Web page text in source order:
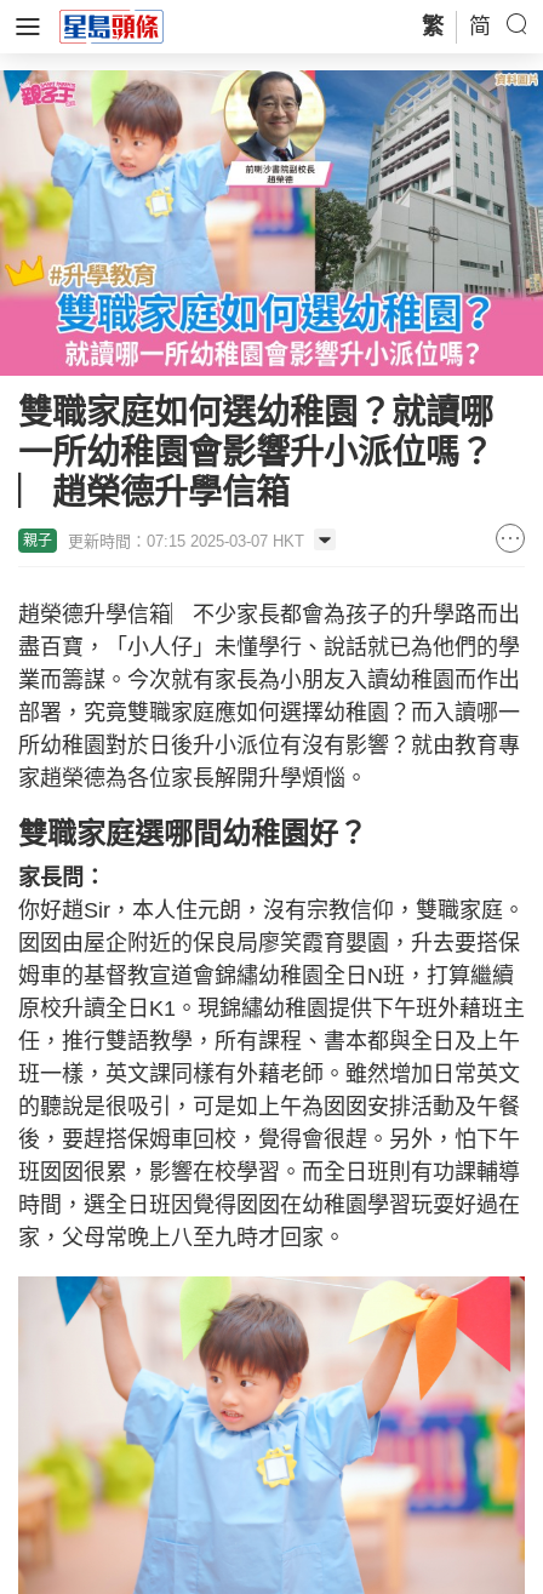
繁 简
雙職家庭如何選幼稚園？就讀哪
一所幼稚園會影響升小派位嗎？
︳趙榮德升學信箱
親子 更新時間：07:15 2025-03-07 HKT
趙榮德升學信箱︳不少家長都會為孩子的升學路而出
盡百寶，「小人仔」未懂學行、說話就已為他們的學
業而籌謀。今次就有家長為小朋友入讀幼稚園而作出
部署，究竟雙職家庭應如何選擇幼稚園？而入讀哪一
所幼稚園對於日後升小派位有沒有影響？就由教育專
家趙榮德為各位家長解開升學煩惱。
雙職家庭選哪間幼稚園好？
家長問：
你好趙Sir，本人住元朗，沒有宗教信仰，雙職家庭。
囡囡由屋企附近的保良局廖笑霞育嬰園，升去要搭保
姆車的基督教宣道會錦繡幼稚園全日N班，打算繼續
原校升讀全日K1。現錦繡幼稚園提供下午班外藉班主
任，推行雙語教學，所有課程、書本都與全日及上午
班一樣，英文課同樣有外藉老師。雖然增加日常英文
的聽說是很吸引，可是如上午為囡囡安排活動及午餐
後，要趕搭保姆車回校，覺得會很趕。另外，怕下午
班囡囡很累，影響在校學習。而全日班則有功課輔導
時間，選全日班因覺得囡囡在幼稚園學習玩耍好過在
家，父母常晚上八至九時才回家。